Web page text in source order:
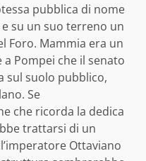
pubblica di nome
su un suo terreno un
Foro. Mammia era un
Pompei che il senato
sul suolo pubblico,
Se
che ricorda la dedica
trattarsi di un
Ottaviano